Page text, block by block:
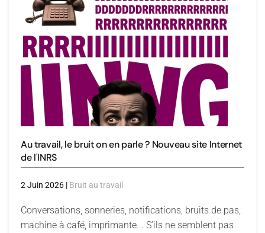
Au travail, le bruit on en parle ? Nouveau site Internet
de l'INRS
2 Juin 2026 | Bruit au travail
Conversations, sonneries, notifications, bruits de pas,
machine à café, imprimante... S’ils ne semblent pas